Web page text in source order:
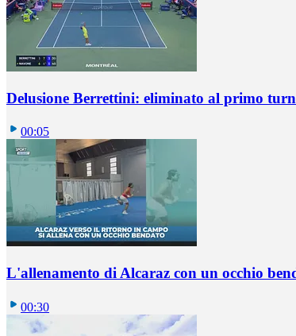
Delusione Berrettini: eliminato al primo
00:05
L'allenamento di Alcaraz con un occhio
00:30